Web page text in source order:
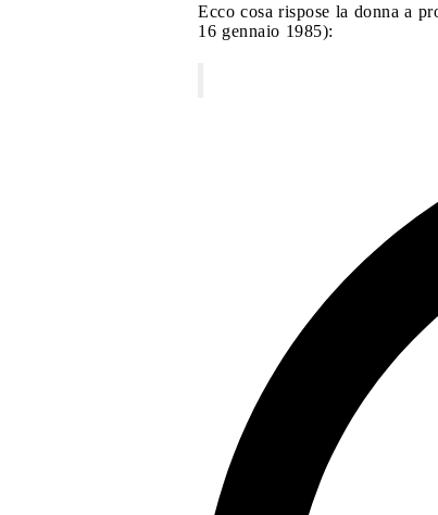
Ecco cosa rispose la donna a
16 gennaio 1985):